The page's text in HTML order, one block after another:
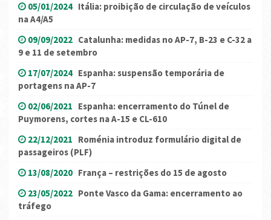
05/01/2024 Itália: proibição de circulação de veículos
na A4/A5
09/09/2022 Catalunha: medidas no AP-7, B-23 e C-32 a
9 e 11 de setembro
17/07/2024 Espanha: suspensão temporária de
portagens na AP-7
02/06/2021 Espanha: encerramento do Túnel de
Puymorens, cortes na A-15 e CL-610
22/12/2021 Roménia introduz formulário digital de
passageiros (PLF)
13/08/2020 França – restrições do 15 de agosto
23/05/2022 Ponte Vasco da Gama: encerramento ao
tráfego